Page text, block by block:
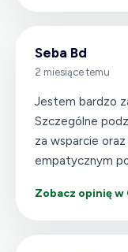
Seba Bd
2 miesiące temu
Jestem bardzo
Szczególne
za wsparcie
empatycznym
Zobacz opinię w